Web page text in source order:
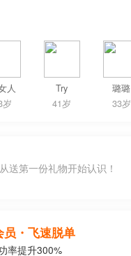
人
岁
Try
41岁
璐璐
33岁
送第一份礼物开始认识！
员・飞速脱单
率提升300%